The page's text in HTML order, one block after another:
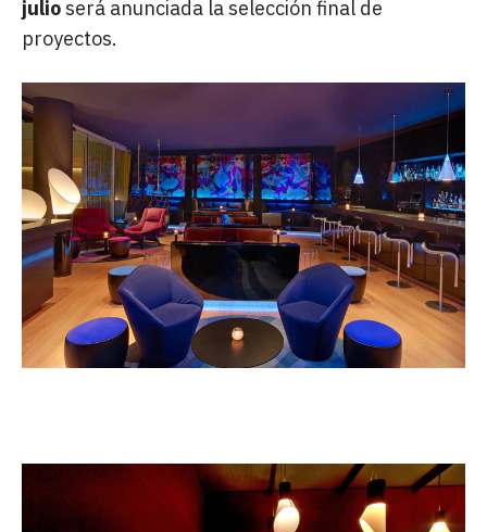
julio será anunciada la selección final de
proyectos.